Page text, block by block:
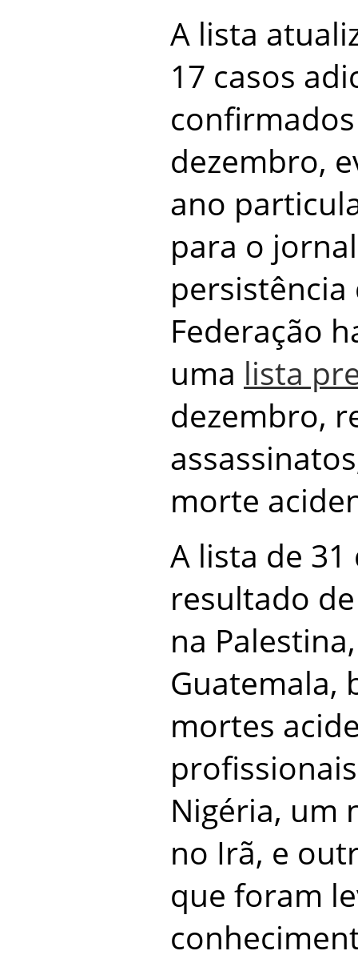
A lista
17 casos
dezembro,
ano
para o
Federação
uma lista
dezembro,
morte
A lista de
resultado
na
Guatemala,
mortes
Nigéria, um
no Irã, e
que foram